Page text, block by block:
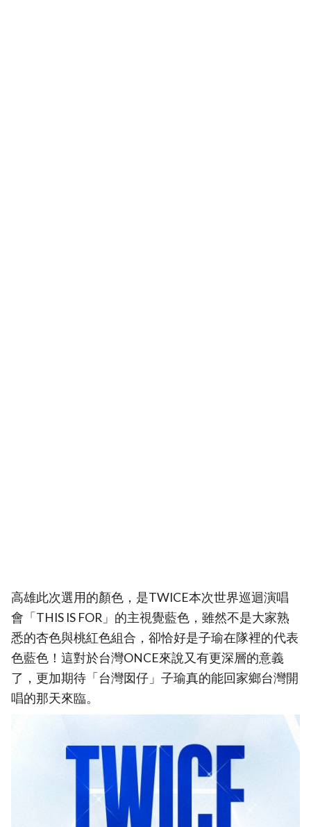
高雄此次選用的顏色，是TWICE本次世界巡迴演唱
會「THIS IS FOR」的主視覺藍色，雖然不是大家熟
悉的杏色與桃紅色組合，卻恰好是子瑜在隊裡的代表
色藍色！這對於台灣ONCE來說又有更深層的意義
了，更加期待「台灣囡仔」子瑜真的能回家鄉台灣開
唱的那天來臨。